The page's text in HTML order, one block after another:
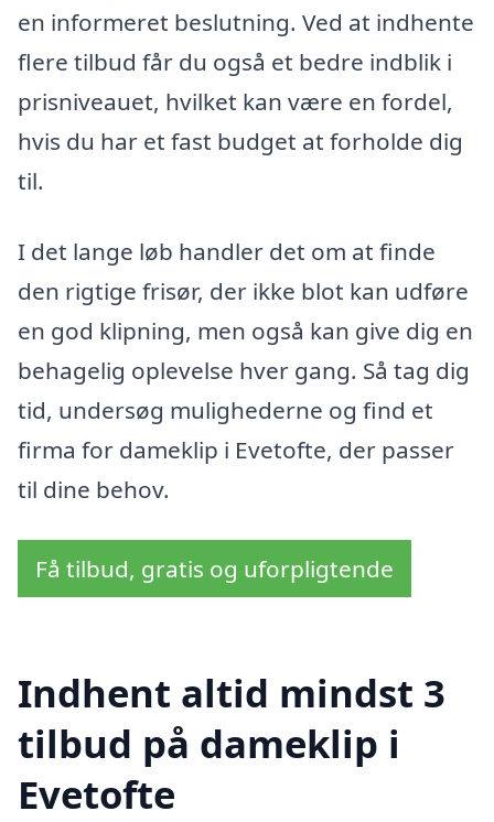
en informeret beslutning. Ved at indhente
flere tilbud får du også et bedre indblik i
prisniveauet, hvilket kan være en fordel,
hvis du har et fast budget at forholde dig
til.
I det lange løb handler det om at finde
den rigtige frisør, der ikke blot kan udføre
en god klipning, men også kan give dig en
behagelig oplevelse hver gang. Så tag dig
tid, undersøg mulighederne og find et
firma for dameklip i Evetofte, der passer
til dine behov.
Få tilbud, gratis og uforpligtende
Indhent altid mindst 3
tilbud på dameklip i
Evetofte